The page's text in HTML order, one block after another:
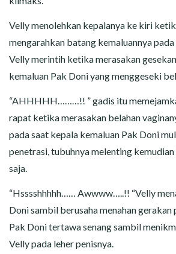
Velly menolehkan kepalanya ke kiri
mengarahkan batang kemaluannya
Velly merintih ketika merasakan
kemaluan Pak Doni yang menggeseki
“AHHHHH………!! ” gadis itu
rapat ketika merasakan belahan
pada saat kepala kemaluan Pak Doni
penetrasi, tubuhnya melenting
saja.
“Hsssshhhhh…… Awwww…..!! “Velly
Doni sambil berusaha menahan gerakan
Pak Doni tertawa senang sambil
Velly pada leher penisnya.